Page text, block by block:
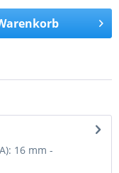
16 mm -